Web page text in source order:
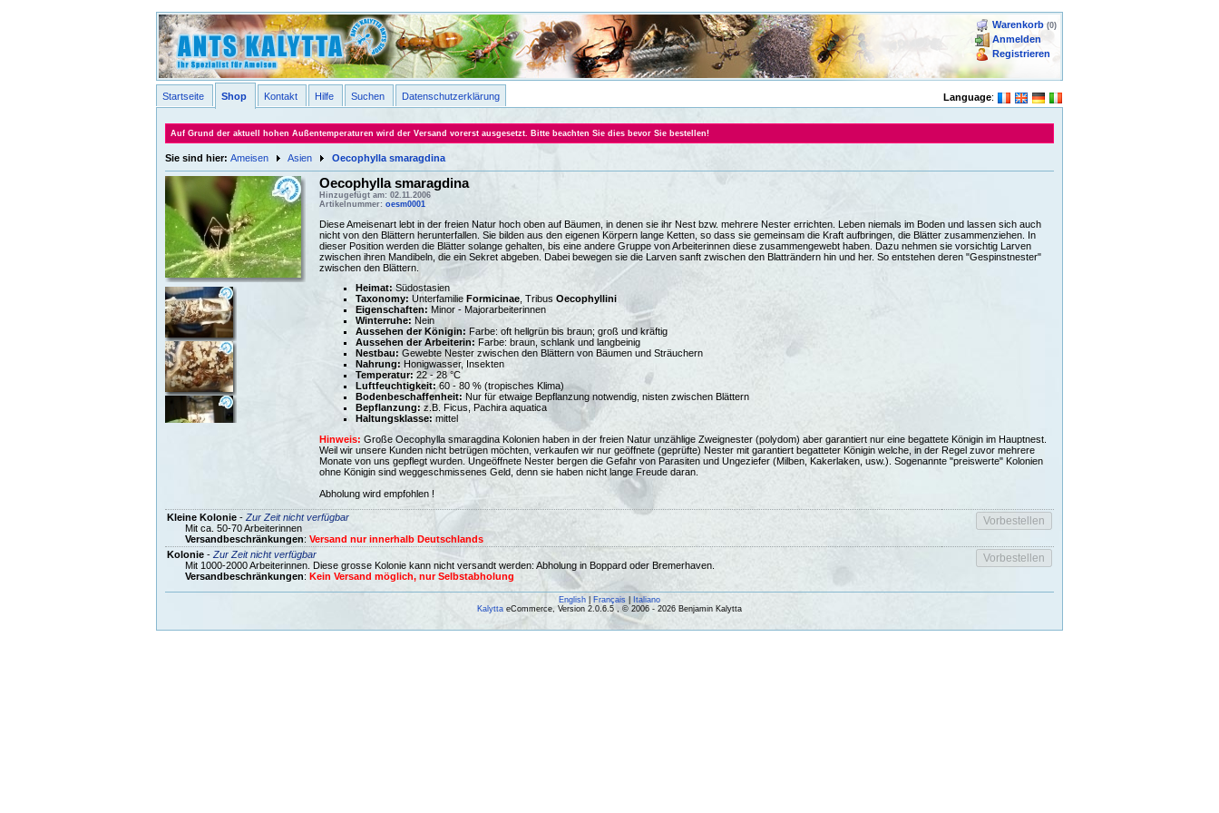
Warenkorb (0)
Anmelden
Registrieren
Language:
Startseite Shop Kontakt Hilfe Suchen Datenschutzerklärung
Auf Grund der aktuell hohen Außentemperaturen wird der Versand vorerst ausgesetzt. Bitte beachten Sie dies bevor Sie bestellen!
Sie sind hier: Ameisen Asien Oecophylla smaragdina
Oecophylla smaragdina
Hinzugefügt am: 02.11.2006
Artikelnummer: oesm0001
Diese Ameisenart lebt in der freien Natur hoch oben auf Bäumen, in denen sie ihr Nest bzw. mehrere Nester errichten. Leben niemals im Boden und lassen sich auch
nicht von den Blättern herunterfallen. Sie bilden aus den eigenen Körpern lange Ketten, so dass sie gemeinsam die Kraft aufbringen, die Blätter zusammenziehen. In
dieser Position werden die Blätter solange gehalten, bis eine andere Gruppe von Arbeiterinnen diese zusammengewebt haben. Dazu nehmen sie vorsichtig Larven
zwischen ihren Mandibeln, die ein Sekret abgeben. Dabei bewegen sie die Larven sanft zwischen den Blatträndern hin und her. So entstehen deren "Gespinstnester"
zwischen den Blättern.
Heimat:Südostasien
Taxonomy: Unterfamilie Formicinae, Tribus Oecophyllini
Eigenschaften: Minor - Majorarbeiterinnen
Winterruhe: Nein
Aussehen der Königin: Farbe: oft hellgrün bis braun; groß und kräftig
Aussehen der Arbeiterin: Farbe: braun, schlank und langbeinig
Nestbau: Gewebte Nester zwischen den Blättern von Bäumen und Sträuchern
Nahrung: Honigwasser, Insekten
Temperatur:22 - 28 °C
Luftfeuchtigkeit:60 - 80 % (tropisches Klima)
Bodenbeschaffenheit: Nur für etwaige Bepflanzung notwendig, nisten zwischen Blättern
Bepflanzung:z.B. Ficus, Pachira aquatica
Haltungsklasse: mittel
Hinweis: Große Oecophylla smaragdina Kolonien haben in der freien Natur unzählige Zweignester (polydom) aber garantiert nur eine begattete Königin im Hauptnest.
Weil wir unsere Kunden nicht betrügen möchten, verkaufen wir nur geöffnete (geprüfte) Nester mit garantiert begatteter Königin welche, in der Regel zuvor mehrere
Monate von uns gepflegt wurden. Ungeöffnete Nester bergen die Gefahr von Parasiten und Ungeziefer (Milben, Kakerlaken, usw.). Sogenannte "preiswerte" Kolonien
ohne Königin sind weggeschmissenes Geld, denn sie haben nicht lange Freude daran.
Abholung wird empfohlen !
Kleine Kolonie- Zur Zeit nicht verfügbar
Mit ca. 50-70 Arbeiterinnen
Versandbeschränkungen: Versand nur innerhalb Deutschlands
Kolonie- Zur Zeit nicht verfügbar
Mit 1000-2000 Arbeiterinnen. Diese grosse Kolonie kann nicht versandt werden: Abholung in Boppard oder Bremerhaven.
Versandbeschränkungen: Kein Versand möglich, nur Selbstabholung
English Français
Italiano
Kalytta eCommerce, Version 2.0.6.5 , © 2006 - 2026 Benjamin Kalytta